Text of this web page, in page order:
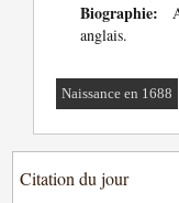
Biographie:
anglais.
Naissance en 1688
Citation du jour